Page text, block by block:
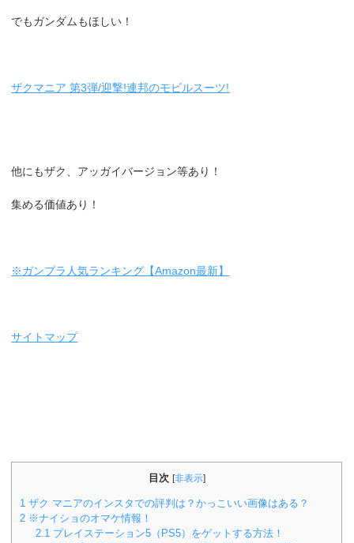
でもガンダムもほしい！
ザクマニア 第3弾/迎撃!連邦のモビルスーツ!
他にもザク、アッガイバージョン等あり！
集める価値あり！
※ガンプラ人気ランキング【Amazon最新】
サイトマップ
目次 [非表示]
1 ザク マニアのインスタでの評判は？かっこいい画像はある？
2 ※ナイショのオマケ情報！
2.1 プレイステーション5（PS5）をゲットする方法！